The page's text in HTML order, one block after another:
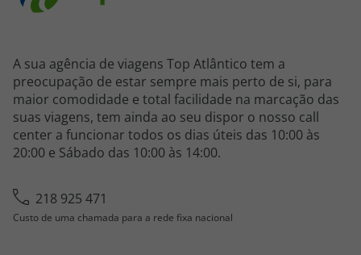
A sua agência de viagens Top Atlântico tem a
preocupação de estar sempre mais perto de si, para
maior comodidade e total facilidade na marcação das
suas viagens, tem ainda ao seu dispor o nosso call
center a funcionar todos os dias úteis das 10:00 às
20:00 e Sábado das 10:00 às 14:00.
218 925 471
Custo de uma chamada para a rede fixa nacional